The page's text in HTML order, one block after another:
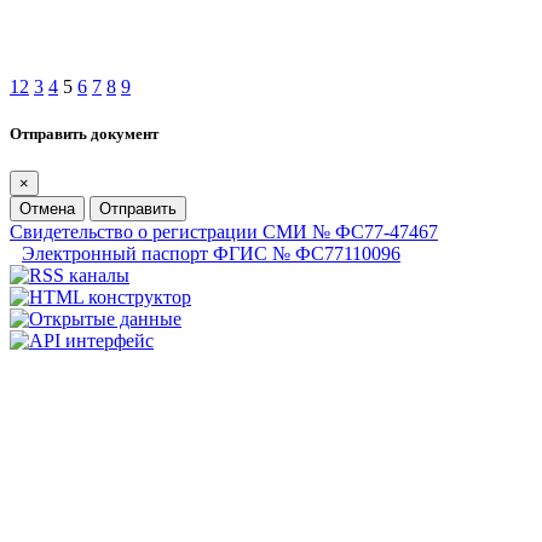
1 2 3 4 5 6 7 8 9
Отправить документ
×
Отмена
Отправить
Свидетельство о регистрации СМИ № ФС77-47467
Электронный паспорт ФГИС № ФС77110096